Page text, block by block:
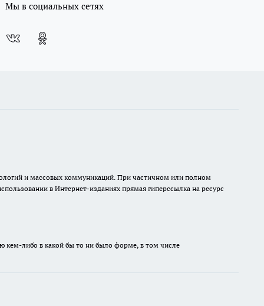
Мы в социальных сетях
и массовых коммуникаций. При частичном или полном
в Интернет-изданиях прямая гиперссылка на ресурс
кем-либо в какой бы то ни было форме, в том числе